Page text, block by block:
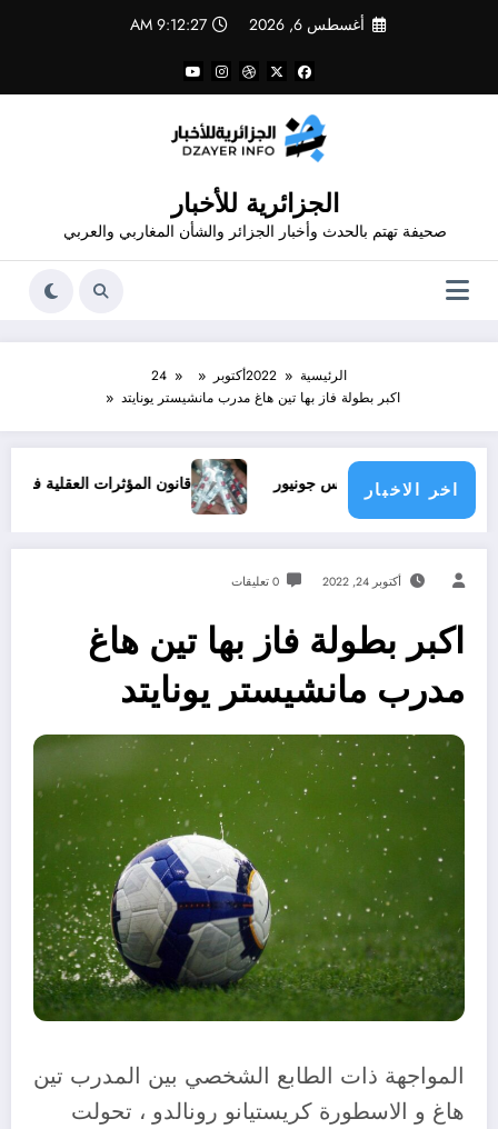
أغسطس 6, 2026 9:12:28 AM
الجزائرية للأخبار
صحيفة تهتم بالحدث وأخبار الجزائر والشأن المغاربي والعربي
الرئيسية 2022أكتوبر
24
اكبر بطولة فاز بها تين هاغ مدرب مانشيستر يونايتد
اخر الاخبار
ملف فينيسيوس جونيور قانون المؤثرات العقلية في الجزائر
أكتوبر 24, 2022 0 تعليقات
اكبر بطولة فاز بها تين هاغ
مدرب مانشيستر يونايتد
المواجهة ذات الطابع الشخصي بين المدرب تين
هاغ و الاسطورة كريستيانو رونالدو ، تحولت